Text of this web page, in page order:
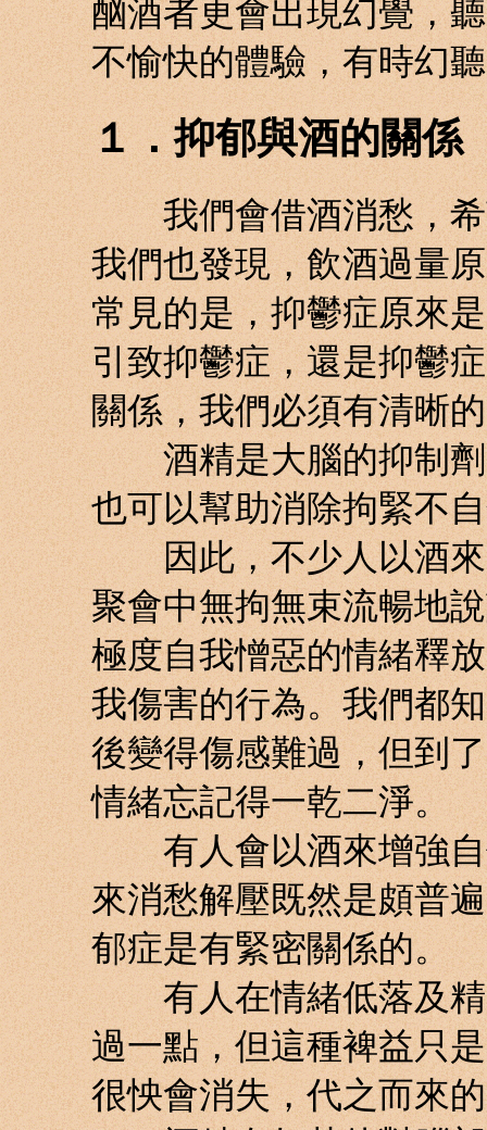
酗酒者更會出現幻覺，
不愉快的體驗，有時幻
１．抑郁與酒的關係
我們會借酒消愁，希
我們也發現，飲酒過量
常見的是，抑鬱症原來
引致抑鬱症，還是抑鬱
關係，我們必須有清晰
酒精是大腦的抑制劑
也可以幫助消除拘緊不
因此，不少人以酒來
聚會中無拘無束流暢地
極度自我憎惡的情緒釋
我傷害的行為。我們都
後變得傷感難過，但到
情緒忘記得一乾二淨。
有人會以酒來增強自
來消愁解壓既然是頗普
郁症是有緊密關係的。
有人在情緒低落及精
過一點，但這種裨益只
很怏會消失，代之而來